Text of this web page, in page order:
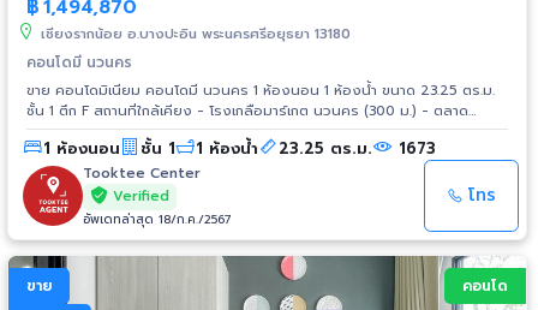
฿1,494,870
เชียงรากน้อย อ.บางปะอิน พระนครศรีอยุธยา 13180
คอนโดมี นวนคร
ขาย คอนโดมิเนียม คอนโดมี นวนคร 1 ห้องนอน 1 ห้องน้ำ ขนาด 23.25 ตร.ม.
ชั้น 1 ตึก F สถานที่ใกล้เคียง - โรงเกลือมาร์เกต นวนคร (300 ม.) - ตลาด
พระอินทร์ราชา (1.7 กม.) - บิ๊กซี นวนคร (2.8 กม.) - โลตัส นวนคร (2.9 กม.) -
เออีซี เทรด เซ็นเตอร์ (ตลาดต่อยอด) (3.6 กม.) - โลตัส บางประอิน (8 กม.) -
ม.ราชภัฏวไลยอลงกรณ์ ในพระบรมราชูปถัมภ์ (950 กม.) - สถาบันเทคโนโลยี
แห่งเอเชีย (8.2 กม.) - ม.ธรรมศาสตร์ ศูนย์รังสิต - รพ.การุญเวช ปทุมธานี -
รพ.ธรรมศาสตร์เฉลิมพระเกียรติ - นิคมอุตสาหกรรมนวนคร - นิคม
อุตสาหกรรมบางประอิน การเดินทาง - วงแหวนตะวันออก - ทางด่วน
บางปะอิน-ปากเกร็ด
1 ห้องนอน ชั้น 1 1 ห้องน้ำ 23.25 ตร.ม. 1673
Tooktee Center
Verified
อัพเดทล่าสุด 18/ก.ค./2567
โทร
ขาย
คอนโด